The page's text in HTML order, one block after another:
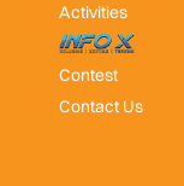
Activities
InfoX
Contest
Contact Us